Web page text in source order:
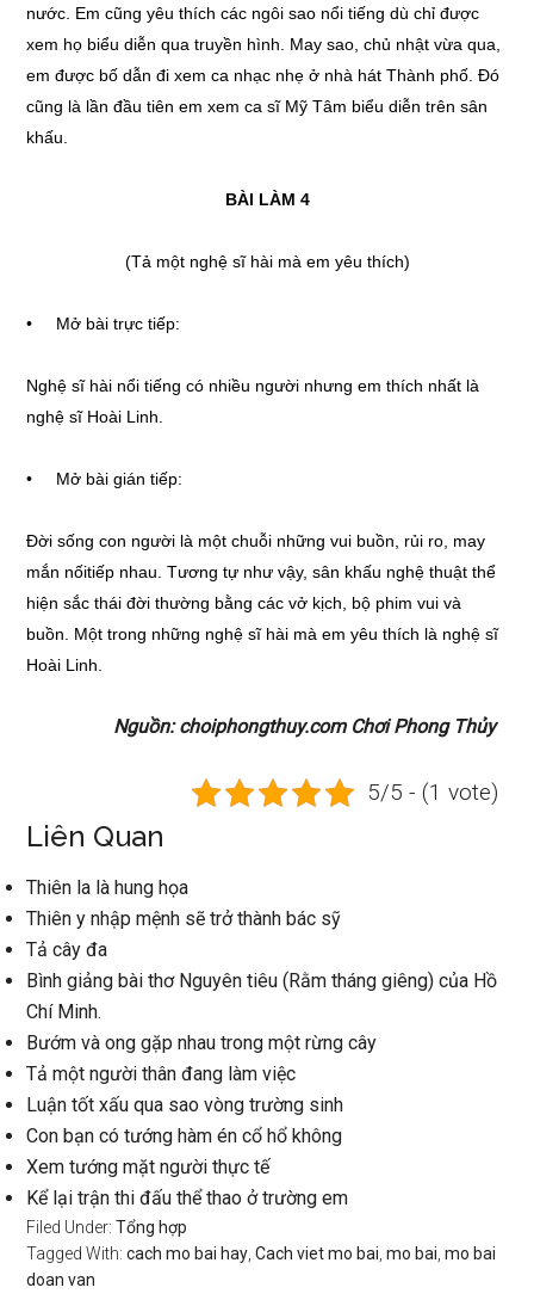
nước. Em cũng yêu thích các ngôi sao nổi tiếng dù chỉ được
xem họ biểu diễn qua truyền hình. May sao, chủ nhật vừa qua,
em được bố dẫn đi xem ca nhạc nhẹ ở nhà hát Thành phố. Đó
cũng là lần đầu tiên em xem ca sĩ Mỹ Tâm biểu diễn trên sân
khấu.
BÀI LÀM 4
(Tả một nghệ sĩ hài mà em yêu thích)
• Mở bài trực tiếp:
Nghệ sĩ hài nổi tiếng có nhiều người nhưng em thích nhất là
nghệ sĩ Hoài Linh.
• Mở bài gián tiếp:
Đời sống con người là một chuỗi những vui buồn, rủi ro, may
mắn nốitiếp nhau. Tương tự như vậy, sân khấu nghệ thuật thể
hiện sắc thái đời thường bằng các vở kịch, bộ phim vui và
buồn. Một trong những nghệ sĩ hài mà em yêu thích là nghệ sĩ
Hoài Linh.
Nguồn: choiphongthuy.com Chơi Phong Thủy
5/5 - (1 vote)
Liên Quan
Thiên la là hung họa
Thiên y nhập mệnh sẽ trở thành bác sỹ
Tả cây đa
Bình giảng bài thơ Nguyên tiêu (Rằm tháng giêng) của Hồ
Chí Minh.
Bướm và ong gặp nhau trong một rừng cây
Tả một người thân đang làm việc
Luận tốt xấu qua sao vòng trường sinh
Con bạn có tướng hàm én cổ hổ không
Xem tướng mặt người thực tế
Kể lại trận thi đấu thể thao ở trường em
Filed Under:Tổng hợp
Tagged With:cach mo bai hay ,Cach viet mo bai ,mo bai ,mo bai
doan van